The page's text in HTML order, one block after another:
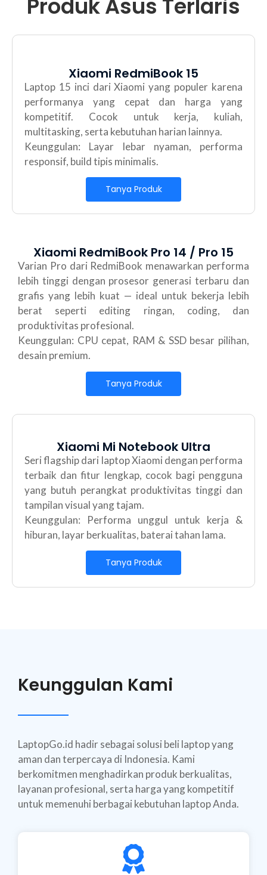
Produk Asus Terlaris
Xiaomi RedmiBook 15
Laptop 15 inci dari Xiaomi yang populer karena
performanya yang cepat dan harga yang
kompetitif. Cocok untuk kerja, kuliah,
multitasking, serta kebutuhan harian lainnya.
Keunggulan: Layar lebar nyaman, performa
responsif, build tipis minimalis.
Tanya Produk
Xiaomi RedmiBook Pro 14 / Pro 15
Varian Pro dari RedmiBook menawarkan performa
lebih tinggi dengan prosesor generasi terbaru dan
grafis yang lebih kuat — ideal untuk bekerja lebih
berat seperti editing ringan, coding, dan
produktivitas profesional.
Keunggulan: CPU cepat, RAM & SSD besar pilihan,
desain premium.
Tanya Produk
Xiaomi Mi Notebook Ultra
Seri flagship dari laptop Xiaomi dengan performa
terbaik dan fitur lengkap, cocok bagi pengguna
yang butuh perangkat produktivitas tinggi dan
tampilan visual yang tajam.
Keunggulan: Performa unggul untuk kerja &
hiburan, layar berkualitas, baterai tahan lama.
Tanya Produk
Keunggulan Kami
LaptopGo.id hadir sebagai solusi beli laptop yang
aman dan terpercaya di Indonesia. Kami
berkomitmen menghadirkan produk berkualitas,
layanan profesional, serta harga yang kompetitif
untuk memenuhi berbagai kebutuhan laptop Anda.